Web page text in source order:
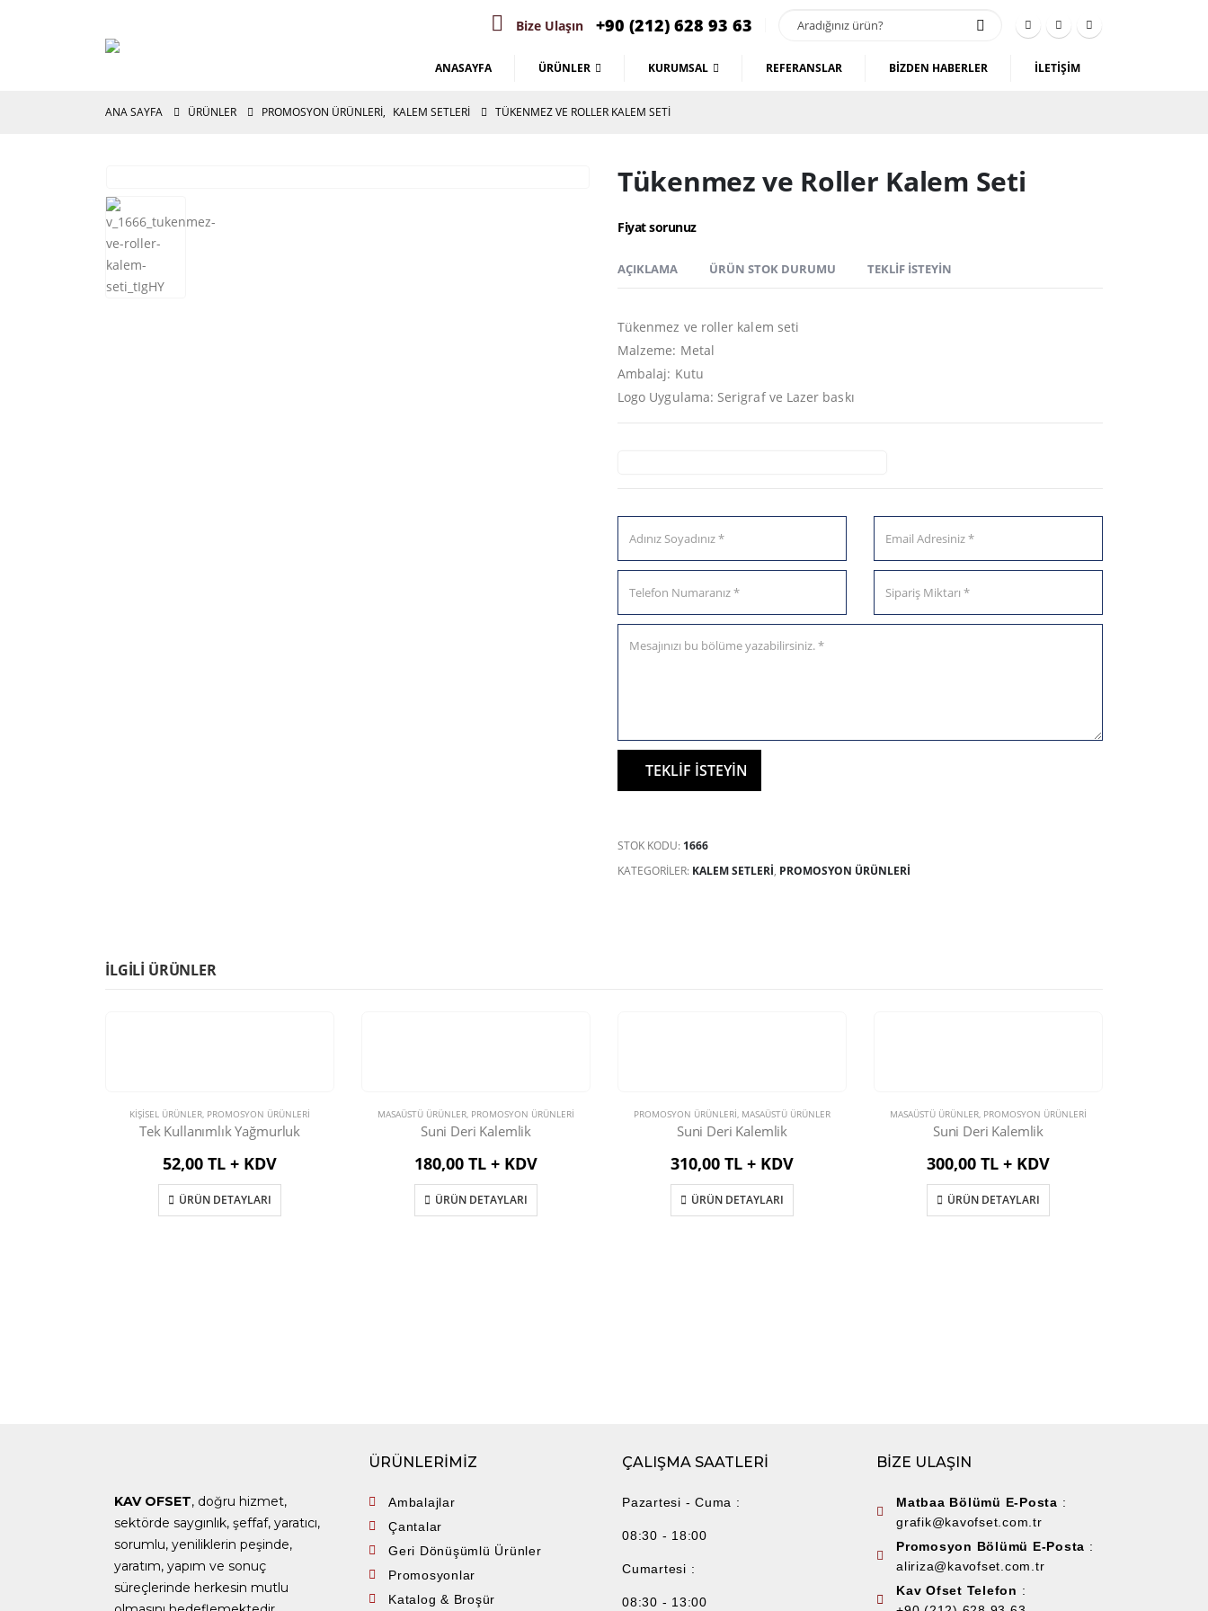
Bize Ulaşın +90 (212) 628 93 63
ANASAYFA ÜRÜNLER KURUMSAL REFERANSLAR BİZDEN HABERLER İLETİŞİM
ANA SAYFA ÜRÜNLER PROMOSYON ÜRÜNLERİ, KALEM SETLERI TÜKENMEZ VE ROLLER KALEM SETI
Tükenmez ve Roller Kalem Seti
Fiyat sorunuz
AÇIKLAMA ÜRÜN STOK DURUMU TEKLIF İSTEYIN
Tükenmez ve roller kalem seti
Malzeme: Metal
Ambalaj: Kutu
Logo Uygulama: Serigraf ve Lazer baskı
STOK KODU: 1666
KATEGORILER: KALEM SETLERI, PROMOSYON ÜRÜNLERİ
İLGILI ÜRÜNLER
KIŞISEL ÜRÜNLER PROMOSYON ÜRÜNLERİ
Tek Kullanımlık Yağmurluk
52,00 TL + KDV
ÜRÜN DETAYLARI
MASAÜSTÜ ÜRÜNLER PROMOSYON ÜRÜNLERİ
Suni Deri Kalemlik
180,00 TL + KDV
ÜRÜN DETAYLARI
PROMOSYON ÜRÜNLERİ MASAÜSTÜ ÜRÜNLER
Suni Deri Kalemlik
310,00 TL + KDV
ÜRÜN DETAYLARI
MASAÜSTÜ ÜRÜNLER PROMOSYON ÜRÜNLERİ
Suni Deri Kalemlik
300,00 TL + KDV
ÜRÜN DETAYLARI
KAV OFSET, doğru hizmet,
sektörde saygınlık, şeffaf, yaratıcı,
sorumlu, yeniliklerin peşinde,
yaratım, yapım ve sonuç
süreçlerinde herkesin mutlu
ÜRÜNLERİMİZ
Ambalajlar
Çantalar
Geri Dönüşümlü Ürünler
Promosyonlar
Katalog & Broşür
ÇALIŞMA SAATLERİ
Pazartesi - Cuma :
08:30 - 18:00
Cumartesi :
08:30 - 13:00
BİZE ULAŞIN
Matbaa Bölümü E-Posta :
grafik@kavofset.com.tr
Promosyon Bölümü E-Posta :
aliriza@kavofset.com.tr
Kav Ofset Telefon :